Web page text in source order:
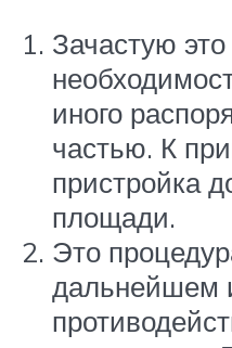
Зачастую
иного
частью. К
пристройка
площади.
Это
дальнейшем